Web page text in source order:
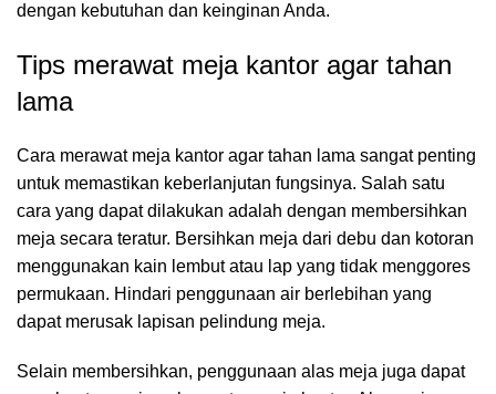
dengan kebutuhan dan keinginan Anda.
Tips merawat meja kantor agar tahan
lama
Cara merawat meja kantor agar tahan lama sangat penting
untuk memastikan keberlanjutan fungsinya. Salah satu
cara yang dapat dilakukan adalah dengan membersihkan
meja secara teratur. Bersihkan meja dari debu dan kotoran
menggunakan kain lembut atau lap yang tidak menggores
permukaan. Hindari penggunaan air berlebihan yang
dapat merusak lapisan pelindung meja.
Selain membersihkan, penggunaan alas meja juga dapat